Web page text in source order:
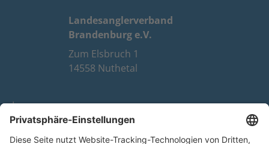
Landesanglerverband
Brandenburg e.V.
Zum Elsbruch 1
14558 Nuthetal
Impressum
Datenschutz